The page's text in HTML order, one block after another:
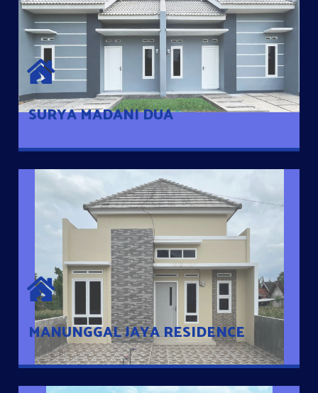
SURYA MADANI DUA
SURYA MADANI DUA
Satu-satunya Hunian nyaman dengan harga subsidi hanya 100
jutaan dengan lokasi strategis di Tuban
MANUNGGAL JAYA RESIDENCE
MANUNGGAL JAYA RESIDENCE
Cluster Exclusive dengan one Gate System, terdapat taman
mini dan memiliki jarak 200m dari jalan nasional serta dekat
dengan pusat kota